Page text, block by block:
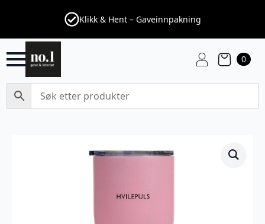
Klikk & Hent – Gaveinnpakning
0